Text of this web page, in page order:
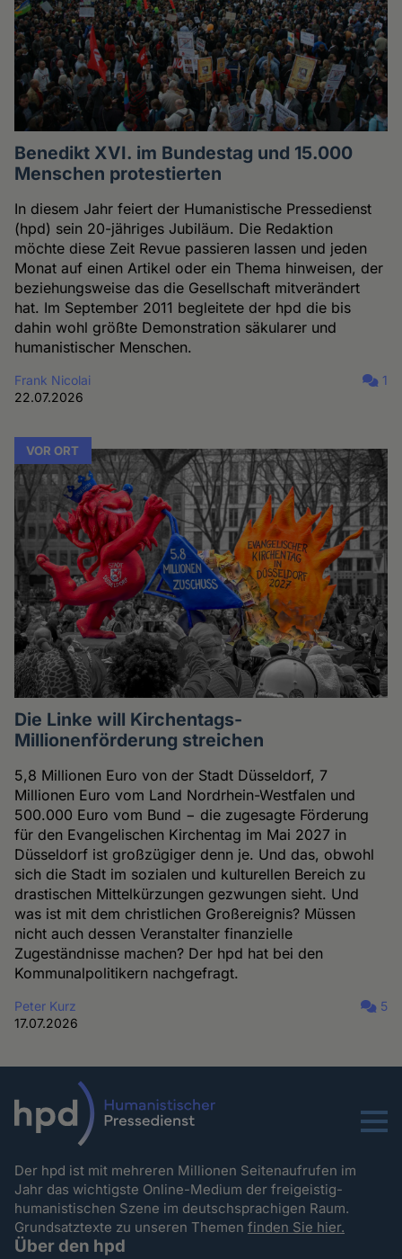
Benedikt XVI. im Bundestag und 15.000
Menschen protestierten
In diesem Jahr feiert der Humanistische Pressedienst
(hpd) sein 20-jähriges Jubiläum. Die Redaktion
möchte diese Zeit Revue passieren lassen und jeden
Monat auf einen Artikel oder ein Thema hinweisen, der
beziehungsweise das die Gesellschaft mitverändert
hat. Im September 2011 begleitete der hpd die bis
dahin wohl größte Demonstration säkularer und
humanistischer Menschen.
Frank Nicolai
22.07.2026
1
VOR ORT
Die Linke will Kirchentags-
Millionenförderung streichen
5,8 Millionen Euro von der Stadt Düsseldorf, 7
Millionen Euro vom Land Nordrhein-Westfalen und
500.000 Euro vom Bund − die zugesagte Förderung
für den Evangelischen Kirchentag im Mai 2027 in
Düsseldorf ist großzügiger denn je. Und das, obwohl
sich die Stadt im sozialen und kulturellen Bereich zu
drastischen Mittelkürzungen gezwungen sieht. Und
was ist mit dem christlichen Großereignis? Müssen
nicht auch dessen Veranstalter finanzielle
Zugeständnisse machen? Der hpd hat bei den
Kommunalpolitikern nachgefragt.
Peter Kurz
17.07.2026
5
Menu
Der hpd ist mit mehreren Millionen Seitenaufrufen im
Jahr das wichtigste Online-Medium der freigeistig-
humanistischen Szene im deutschsprachigen Raum.
Grundsatztexte zu unseren Themenfinden Sie hier.
Über den hpd